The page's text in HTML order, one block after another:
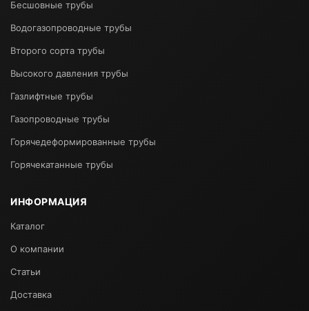
Бесшовные трубы
Водогазопроводные трубы
Второго сорта трубы
Высокого давления трубы
Газлифтные трубы
Газопроводные трубы
Горячедеформированные трубы
Горячекатанные трубы
ИНФОРМАЦИЯ
Каталог
О компании
Статьи
Доставка